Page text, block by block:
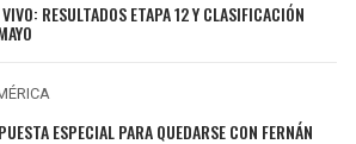
RESULTADOS ETAPA 12 Y CLASIFICACIÓN
ESPECIAL PARA QUEDARSE CON FERNÁN